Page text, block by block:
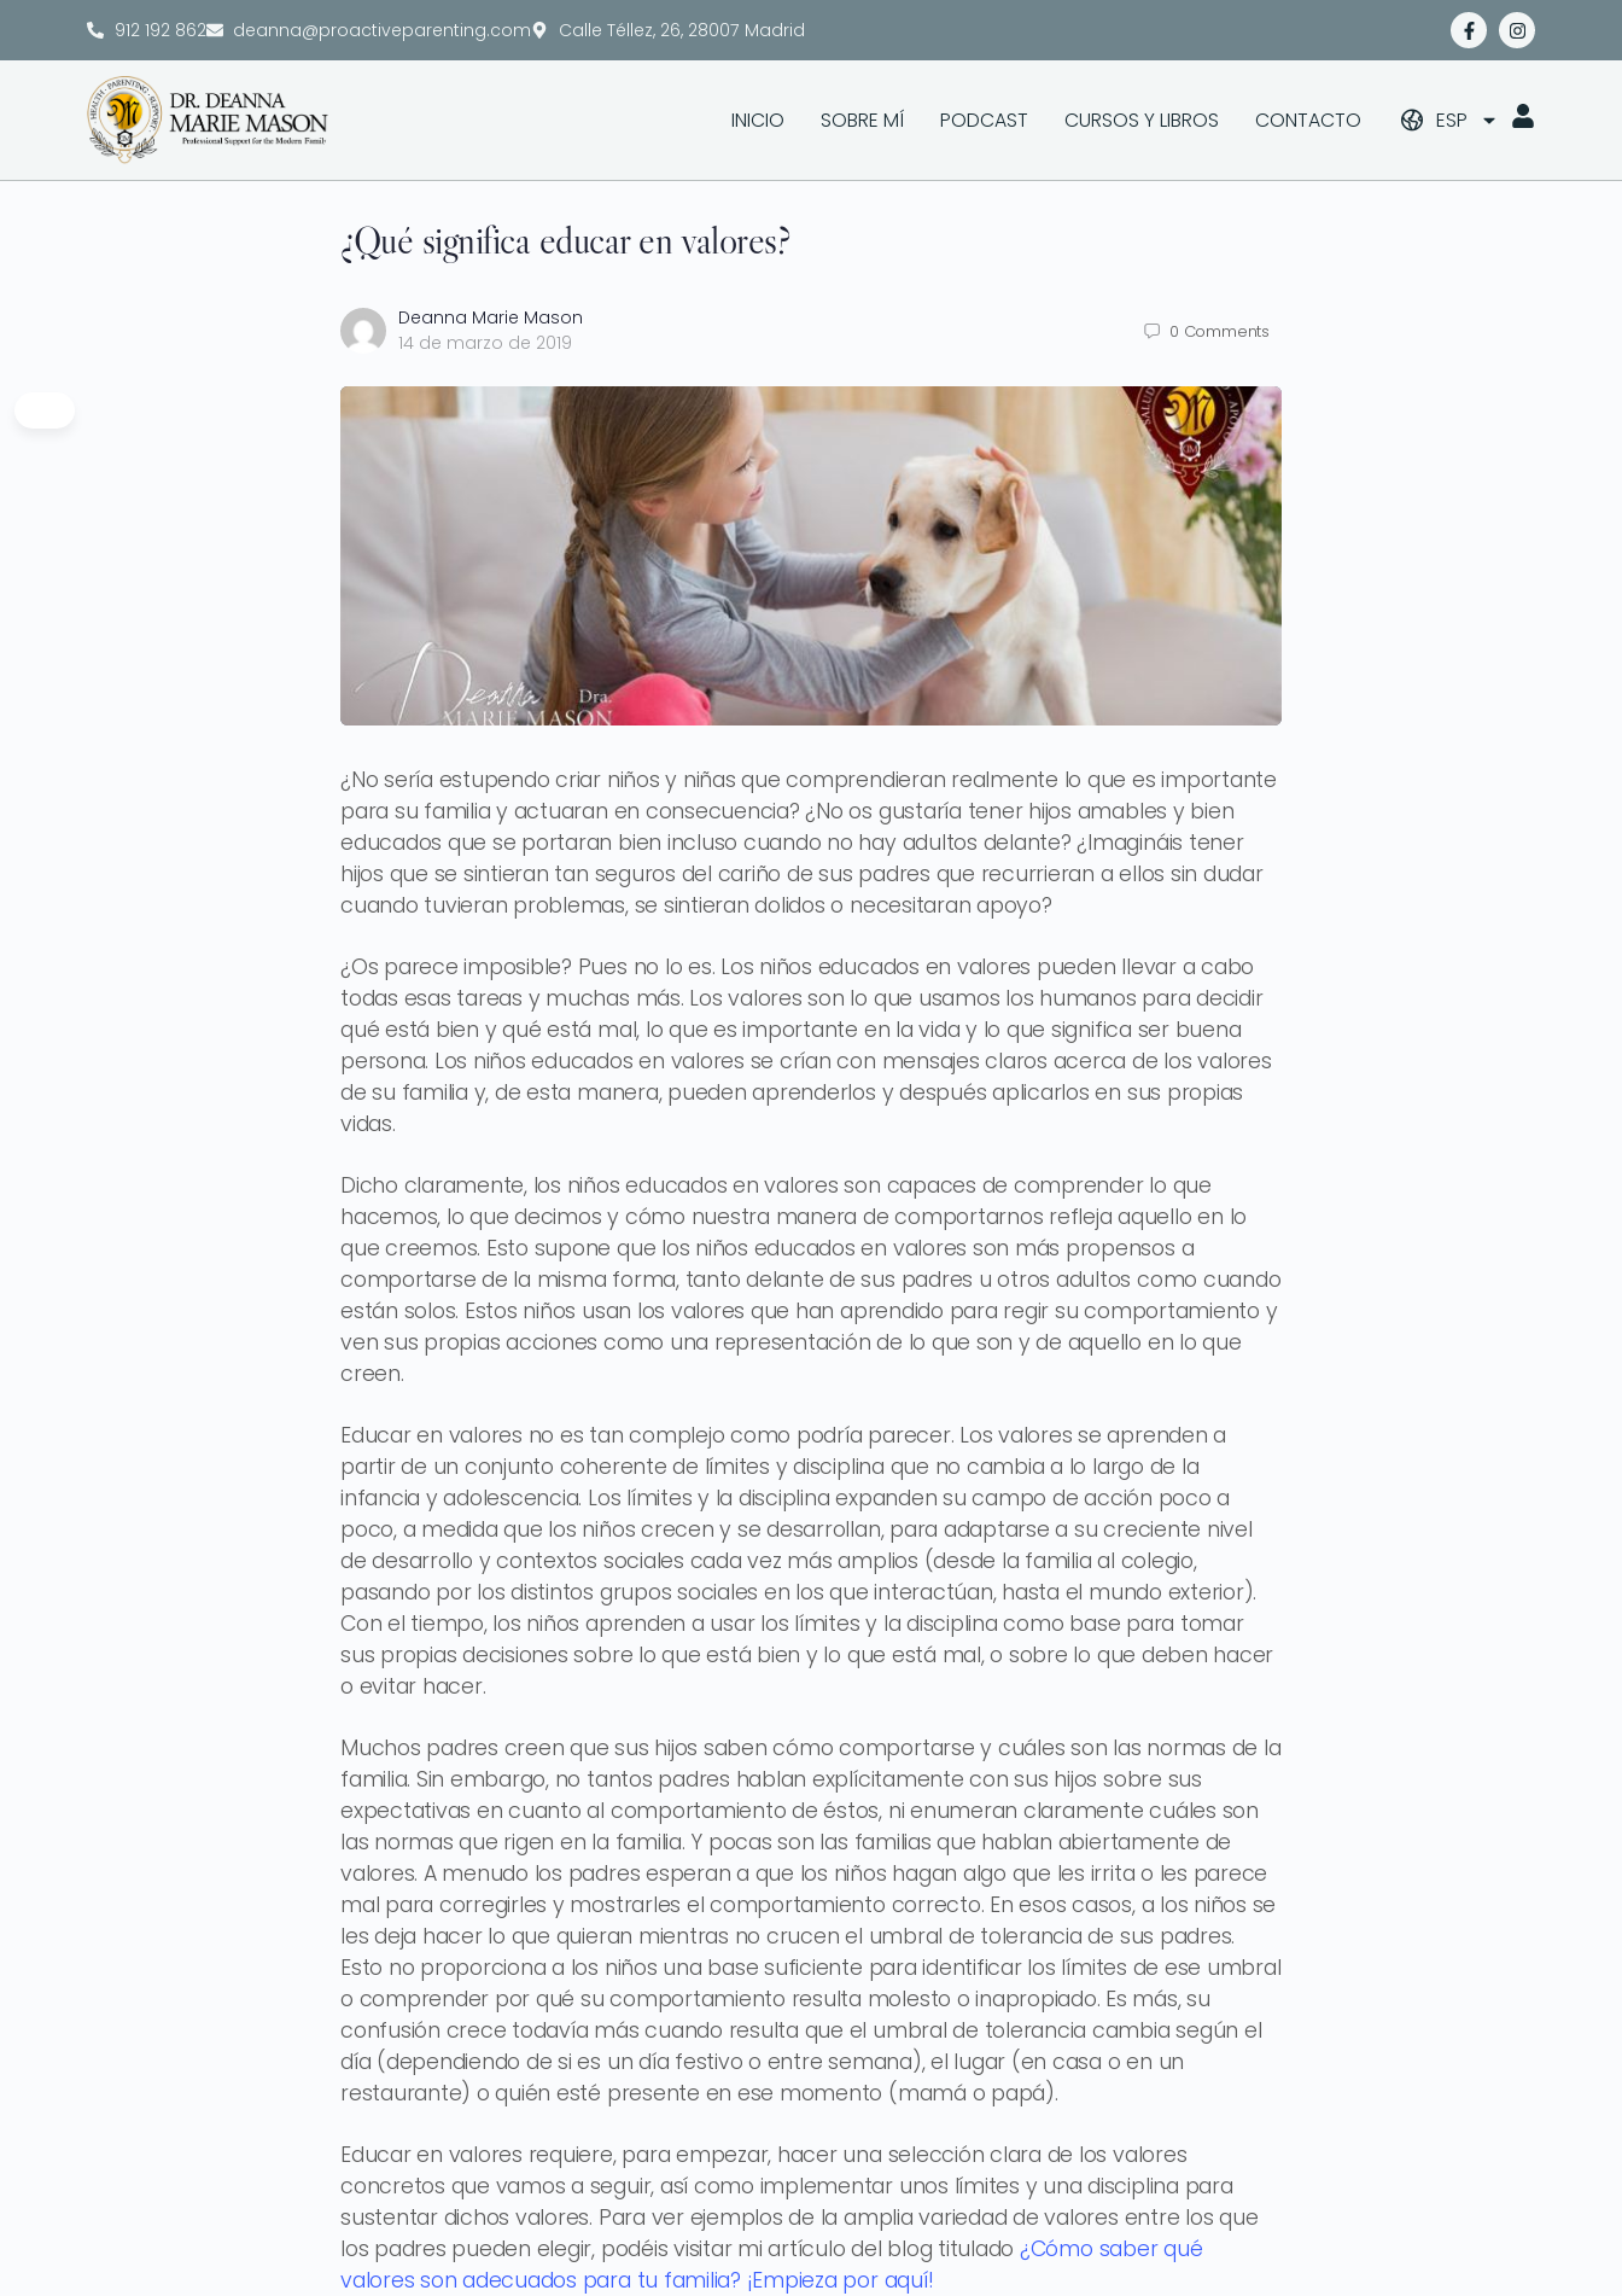
912 192 862 deanna@proactiveparenting.com Calle Téllez, 26, 28007 Madrid
INICIO SOBRE MÍ PODCAST CURSOS Y LIBROS CONTACTO ESP
¿Qué significa educar en valores?
Deanna Marie Mason
14 de marzo de 2019
0 Comments
¿No sería estupendo criar niños y niñas que comprendieran realmente lo que es importante
para su familia y actuaran en consecuencia? ¿No os gustaría tener hijos amables y bien
educados que se portaran bien incluso cuando no hay adultos delante? ¿Imagináis tener
hijos que se sintieran tan seguros del cariño de sus padres que recurrieran a ellos sin dudar
cuando tuvieran problemas, se sintieran dolidos o necesitaran apoyo?
¿Os parece imposible? Pues no lo es. Los niños educados en valores pueden llevar a cabo
todas esas tareas y muchas más. Los valores son lo que usamos los humanos para decidir
qué está bien y qué está mal, lo que es importante en la vida y lo que significa ser buena
persona. Los niños educados en valores se crían con mensajes claros acerca de los valores
de su familia y, de esta manera, pueden aprenderlos y después aplicarlos en sus propias
vidas.
Dicho claramente, los niños educados en valores son capaces de comprender lo que
hacemos, lo que decimos y cómo nuestra manera de comportarnos refleja aquello en lo
que creemos. Esto supone que los niños educados en valores son más propensos a
comportarse de la misma forma, tanto delante de sus padres u otros adultos como cuando
están solos. Estos niños usan los valores que han aprendido para regir su comportamiento y
ven sus propias acciones como una representación de lo que son y de aquello en lo que
creen.
Educar en valores no es tan complejo como podría parecer. Los valores se aprenden a
partir de un conjunto coherente de límites y disciplina que no cambia a lo largo de la
infancia y adolescencia. Los límites y la disciplina expanden su campo de acción poco a
poco, a medida que los niños crecen y se desarrollan, para adaptarse a su creciente nivel
de desarrollo y contextos sociales cada vez más amplios (desde la familia al colegio,
pasando por los distintos grupos sociales en los que interactúan, hasta el mundo exterior).
Con el tiempo, los niños aprenden a usar los límites y la disciplina como base para tomar
sus propias decisiones sobre lo que está bien y lo que está mal, o sobre lo que deben hacer
o evitar hacer.
Muchos padres creen que sus hijos saben cómo comportarse y cuáles son las normas de la
familia. Sin embargo, no tantos padres hablan explícitamente con sus hijos sobre sus
expectativas en cuanto al comportamiento de éstos, ni enumeran claramente cuáles son
las normas que rigen en la familia. Y pocas son las familias que hablan abiertamente de
valores. A menudo los padres esperan a que los niños hagan algo que les irrita o les parece
mal para corregirles y mostrarles el comportamiento correcto. En esos casos, a los niños se
les deja hacer lo que quieran mientras no crucen el umbral de tolerancia de sus padres.
Esto no proporciona a los niños una base suficiente para identificar los límites de ese umbral
o comprender por qué su comportamiento resulta molesto o inapropiado. Es más, su
confusión crece todavía más cuando resulta que el umbral de tolerancia cambia según el
día (dependiendo de si es un día festivo o entre semana), el lugar (en casa o en un
restaurante) o quién esté presente en ese momento (mamá o papá).
Educar en valores requiere, para empezar, hacer una selección clara de los valores
concretos que vamos a seguir, así como implementar unos límites y una disciplina para
sustentar dichos valores. Para ver ejemplos de la amplia variedad de valores entre los que
los padres pueden elegir, podéis visitar mi artículo del blog titulado ¿Cómo saber qué
valores son adecuados para tu familia? ¡Empieza por aquí!